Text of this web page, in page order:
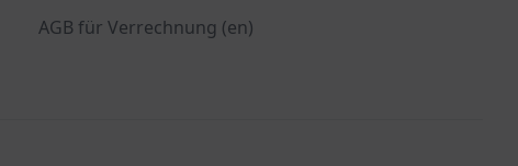
AGB für Verrechnung (en)